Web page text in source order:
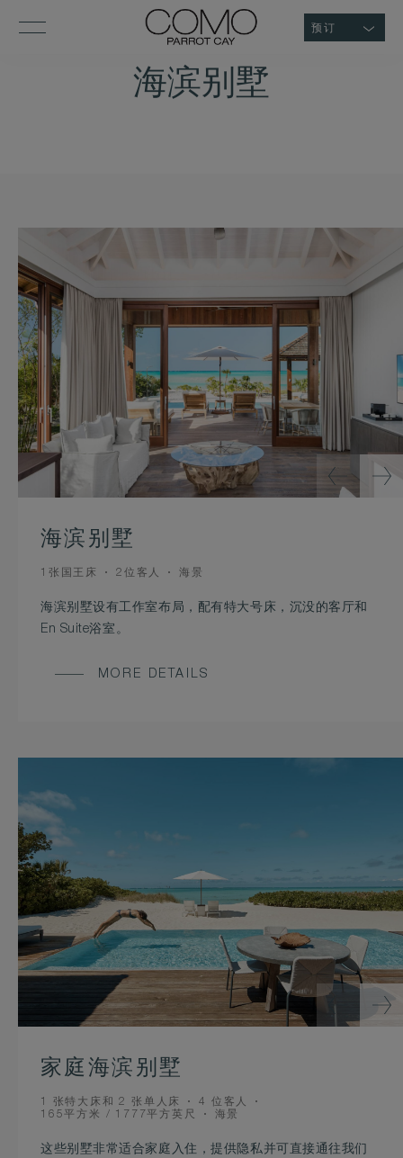
预订
海滨别墅
海滨别墅
BEDS
1张国王床 OCCUPANCY
2位客人 VIEW
海景
海滨别墅设有工作室布局，配有特大号床，沉没的客厅和
En Suite浴室。
MORE DETAILS
家庭海滨别墅
BEDS
1 张特大床和 2 张单人床 OCCUPANCY
4 位客人
ROOM
165平方米 / 1777平方英尺 VIEW
海景
这些别墅非常适合家庭入住，提供隐私并可直接通往我们